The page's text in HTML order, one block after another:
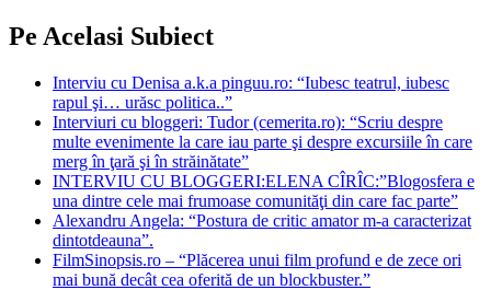
Pe Acelasi Subiect
Interviu cu Denisa a.k.a pinguu.ro: “Iubesc teatrul, iubesc
rapul şi… urăsc politica..”
Interviuri cu bloggeri: Tudor (cemerita.ro): “Scriu despre
multe evenimente la care iau parte şi despre excursiile în care
merg în ţară şi în străinătate”
INTERVIU CU BLOGGERI:ELENA CÎRÎC:”Blogosfera e
una dintre cele mai frumoase comunităţi din care fac parte”
Alexandru Angela: “Postura de critic amator m-a caracterizat
dintotdeauna”.
FilmSinopsis.ro – “Plăcerea unui film profund e de zece ori
mai bună decât cea oferită de un blockbuster.”